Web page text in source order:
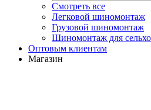
Смотреть все
Легковой шиномонтаж
Грузовой шиномонтаж
Шиномонтаж для
Оптовым клиентам
Магазин